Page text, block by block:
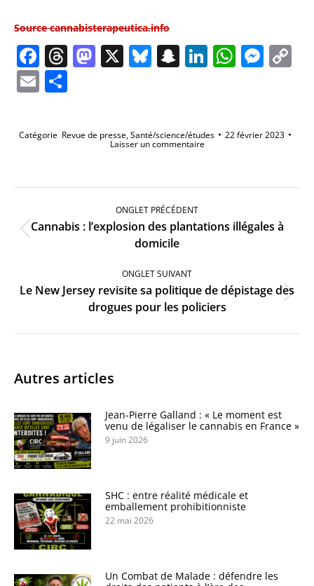
Source cannabisterapeutica.info
Facebook
Threads
Mastodon
X Bluesky
Snapchat
LinkedIn
Email
Catégorie Revue de presse,Santé/science/études 22 février 2023
Laisser un commentaire
Navigation
ONGLET PRÉCÉDENT
Onglet
précédent
Cannabis : l’explosion des plantations illégales à
domicile
ONGLET SUIVANT
Onglet
suivant
Le New Jersey revisite sa politique de dépistage des
drogues pour les policiers
Autres articles
Jean-Pierre Galland : « Le moment est
venu de légaliser le cannabis en France »
9 juin 2026
SHC : entre réalité médicale et
emballement prohibitionniste
22 mai 2026
Un Combat de Malade : défendre les